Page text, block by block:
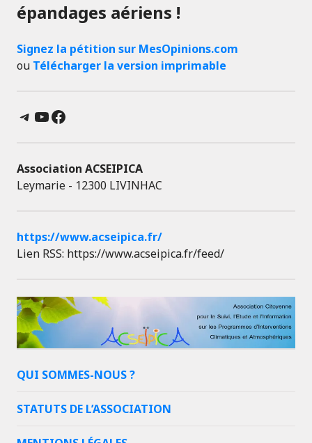
épandages aériens !
Signez la pétition sur MesOpinions.com
ou Télécharger la version imprimable
Telegram
YouTube
Facebook
Association ACSEIPICA
Leymarie - 12300 LIVINHAC
https://www.acseipica.fr/
Lien RSS: https://www.acseipica.fr/feed/
QUI SOMMES-NOUS ?
STATUTS DE L’ASSOCIATION